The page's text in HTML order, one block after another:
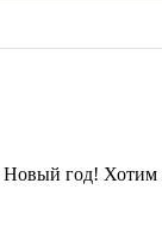
Новый год!